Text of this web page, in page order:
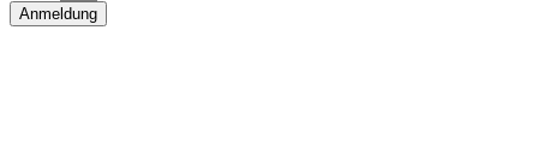
Anmeldung